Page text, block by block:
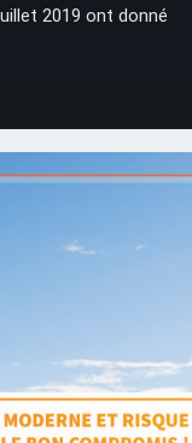
2019 ont donné